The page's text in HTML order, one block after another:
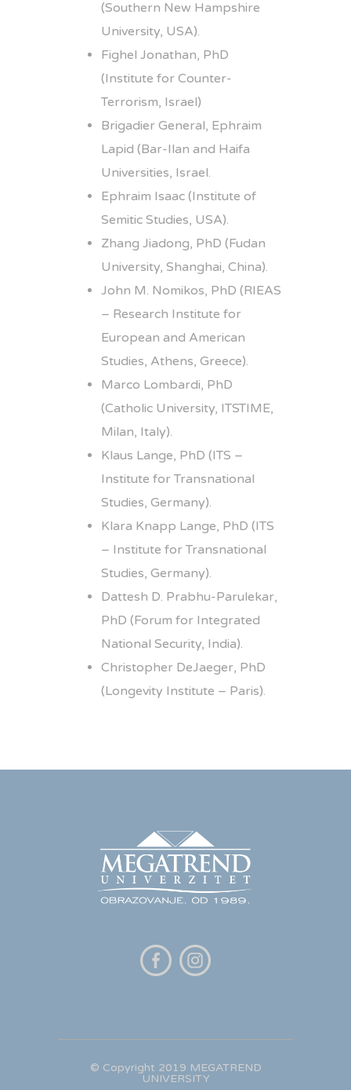
(Southern New Hampshire
University, USA).
Fighel Jonathan, PhD
(Institute for Counter-
Terrorism, Israel)
Brigadier General, Ephraim
Lapid (Bar-Ilan and Haifa
Universities, Israel.
Ephraim Isaac (Institute of
Semitic Studies, USA).
Zhang Jiadong, PhD (Fudan
University, Shanghai, China).
John M. Nomikos, PhD (RIEAS
– Research Institute for
European and American
Studies, Athens, Greece).
Marco Lombardi, PhD
(Catholic University, ITSTIME,
Milan, Italy).
Klaus Lange, PhD (ITS –
Institute for Transnational
Studies, Germany).
Klara Knapp Lange, PhD (ITS
– Institute for Transnational
Studies, Germany).
Dattesh D. Prabhu-Parulekar,
PhD (Forum for Integrated
National Security, India).
Christopher DeJaeger, PhD
(Longevity Institute – Paris).
© Copyright 2019 MEGATREND
UNIVERSITY